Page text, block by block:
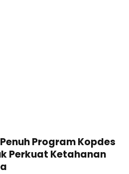
Program Kopdes
Perkuat Ketahanan